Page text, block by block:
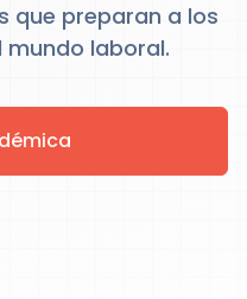
que preparan a los
laboral.